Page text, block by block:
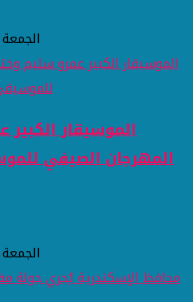
الجمعة 07 أغسطس 2026 03:04 صباحاً
الموسيقار
المهرجان الصيفي
الجمعة 07 أغسطس 2026 02:26 صباحاً